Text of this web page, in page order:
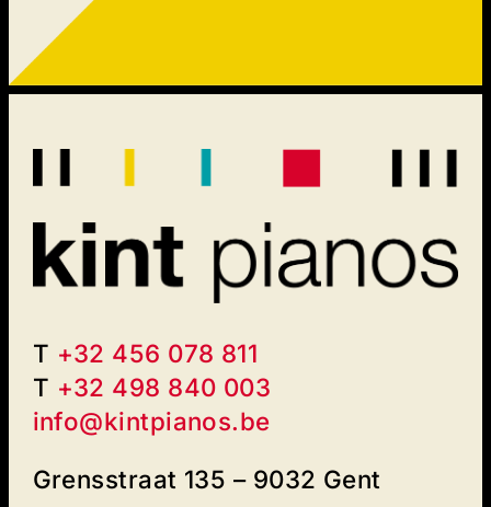
T +32 456 078 811
T +32 498 840 003‬
info@kintpianos.be
Grensstraat 135 – 9032 Gent